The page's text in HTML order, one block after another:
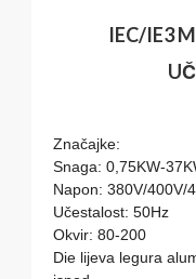
IEC/IE3
Značajke:
Snaga: 0,75KW-
Napon: 380V/400V/
Učestalost: 50Hz
Okvir: 80-200
Die lijeva legura